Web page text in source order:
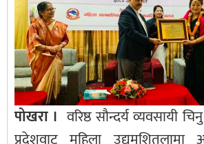
पोखरा । वरिष्ठ सौन्दर्य व्यवसायी